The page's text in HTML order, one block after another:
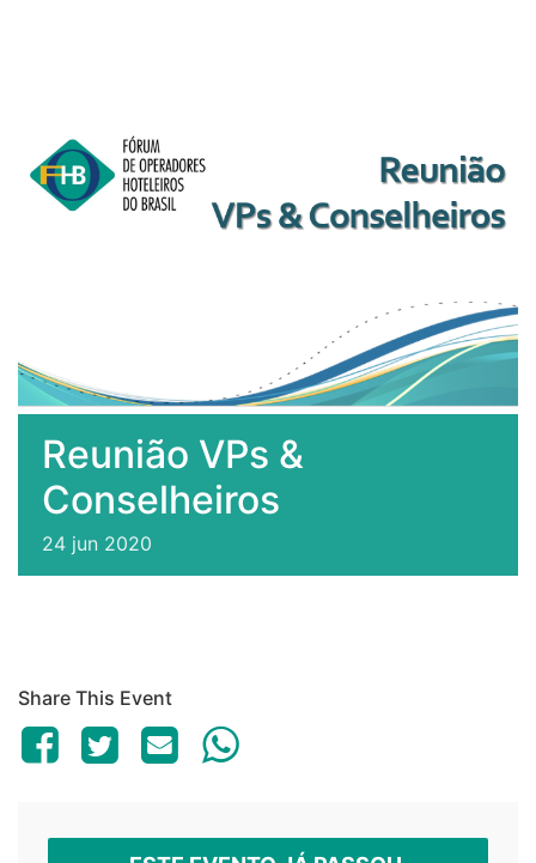
Reunião VPs &
Conselheiros
24 jun 2020
Share This Event